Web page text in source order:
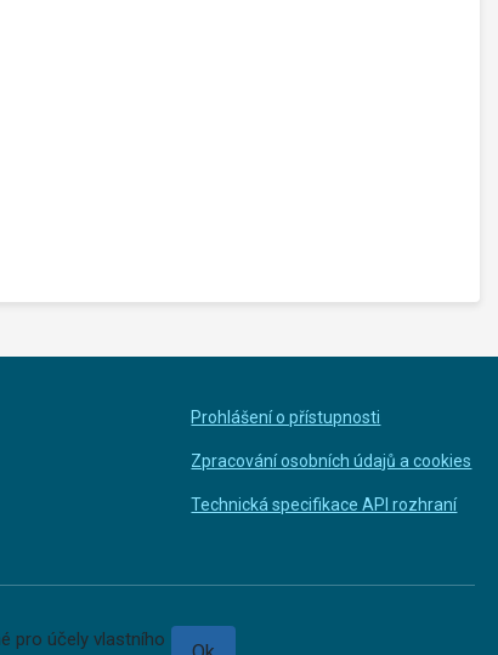
Prohlášení o přístupnosti
Zpracování osobních údajů a cookies
Technická specifikace API rozhraní
pro účely vlastního